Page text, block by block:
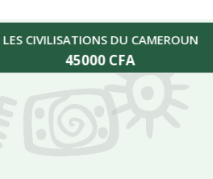
DU CAMEROUN
CFA